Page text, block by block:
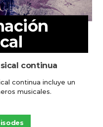
continua
continua incluye un
musicales.